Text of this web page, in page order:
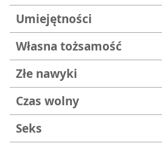
Umiejętności
Własna tożsamość
Złe nawyki
Czas wolny
Seks